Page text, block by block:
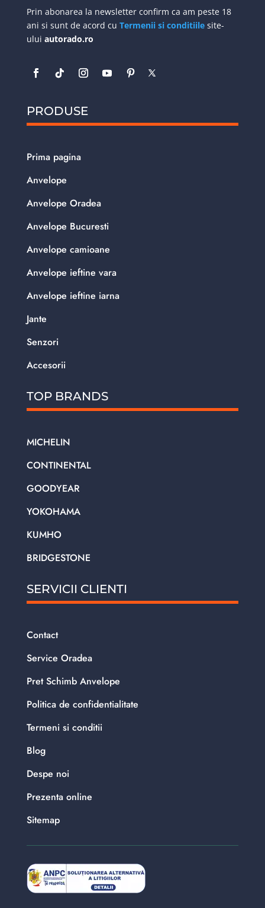
Prin abonarea la newsletter confirm ca am peste 18
ani si sunt de acord cu Termenii si conditiilesite-
ului autorado.ro
PRODUSE
Prima pagina
Anvelope
Anvelope Oradea
Anvelope Bucuresti
Anvelope camioane
Anvelope ieftine vara
Anvelope ieftine iarna
Jante
Senzori
Accesorii
TOP BRANDS
MICHELIN
CONTINENTAL
GOODYEAR
YOKOHAMA
KUMHO
BRIDGESTONE
SERVICII CLIENTI
Contact
Service Oradea
Pret Schimb Anvelope
Politica de confidentialitate
Termeni si conditii
Blog
Despe noi
Prezenta online
Sitemap